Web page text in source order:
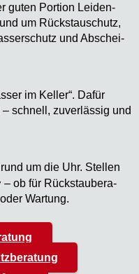
guten Por­ti­on Lei­den­
um Rückstau­schutz,
und Abschei­
im Kel­ler“. Dafür
schnell, zuver­läs­sig und
um die Uhr. Stel­len
– ob für Rück­stau­be­ra­
War­tung.